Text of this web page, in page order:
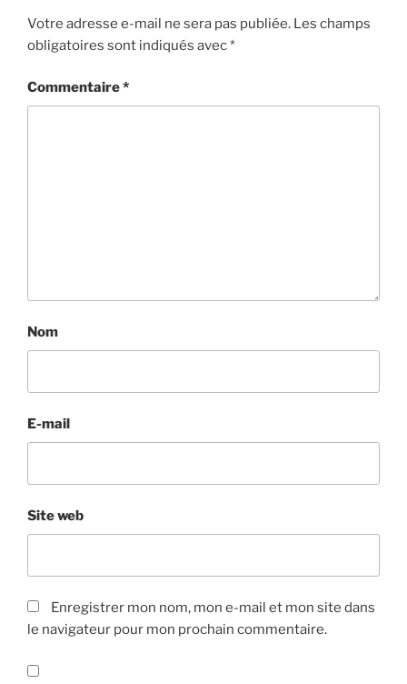
Votre adresse e-mail ne sera pas publiée. Les champs
obligatoires sont indiqués avec*
Commentaire*
Nom
E-mail
Site web
Enregistrer mon nom, mon e-mail et mon site dans
le navigateur pour mon prochain commentaire.